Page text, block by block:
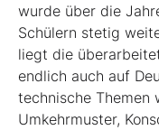
wurde über die
Schülern stetig
liegt die
endlich auch auf
technische Themen
Umkehrmuster,